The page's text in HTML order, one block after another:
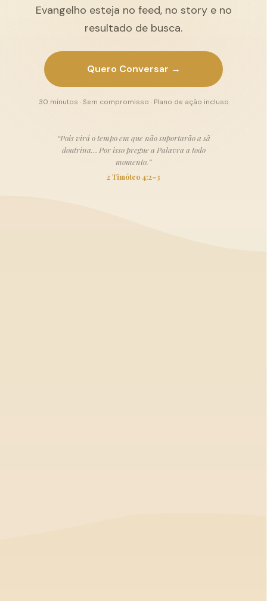
Evangelho esteja no feed, no story e no
resultado de busca.
Quero Conversar →
30 minutos · Sem compromisso · Plano de ação incluso
“Pois virá o tempo em que não suportarão a sã
doutrina… Por isso pregue a Palavra a todo
momento.”
2 Timóteo 4:2–3